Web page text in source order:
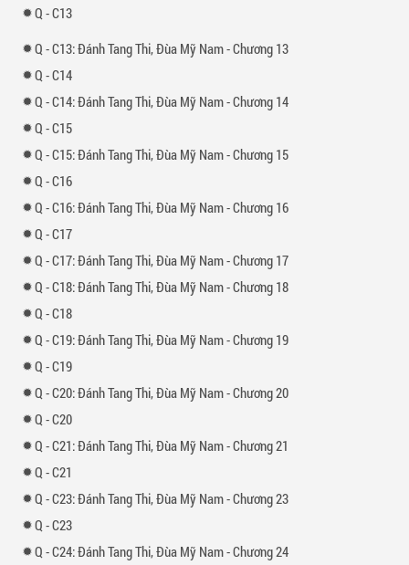
- 13
- 13: Đánh Tang Thi, Đùa Mỹ Nam - Chương 13
- 14
- 14: Đánh Tang Thi, Đùa Mỹ Nam - Chương 14
- 15
- 15: Đánh Tang Thi, Đùa Mỹ Nam - Chương 15
- 16
- 16: Đánh Tang Thi, Đùa Mỹ Nam - Chương 16
- 17
- 17: Đánh Tang Thi, Đùa Mỹ Nam - Chương 17
- 18: Đánh Tang Thi, Đùa Mỹ Nam - Chương 18
- 18
- 19: Đánh Tang Thi, Đùa Mỹ Nam - Chương 19
- 19
- 20: Đánh Tang Thi, Đùa Mỹ Nam - Chương 20
- 20
- 21: Đánh Tang Thi, Đùa Mỹ Nam - Chương 21
- 21
- 23: Đánh Tang Thi, Đùa Mỹ Nam - Chương 23
- 23
- 24: Đánh Tang Thi, Đùa Mỹ Nam - Chương 24